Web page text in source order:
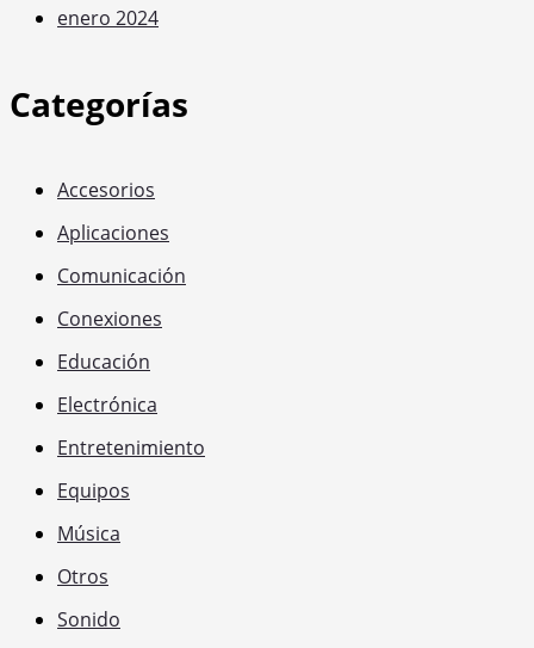
enero 2024
Categorías
Accesorios
Aplicaciones
Comunicación
Conexiones
Educación
Electrónica
Entretenimiento
Equipos
Música
Otros
Sonido